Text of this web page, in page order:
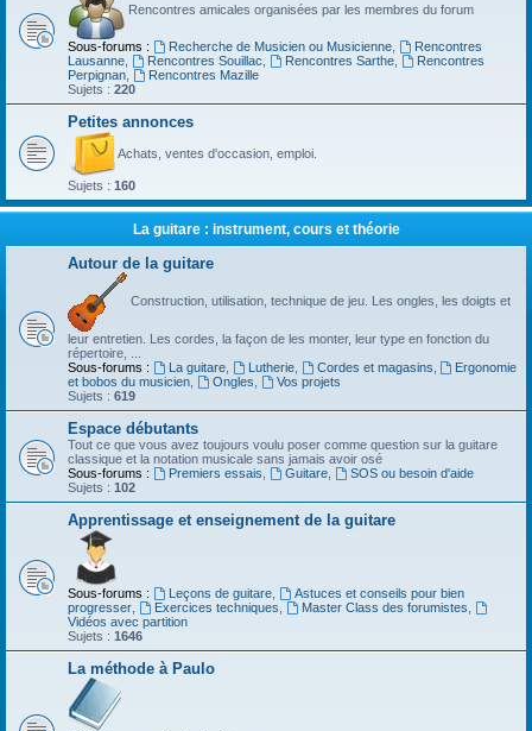
Rencontres amicales organisées par les membres du forum
Sous-forums : Recherche de Musicien ou Musicienne,
Rencontres
Lausanne
Rencontres Souillac Rencontres Sarthe,
Rencontres
Perpignan
Rencontres Mazille
Sujets : 220
Petites annonces
Achats, ventes d'occasion, emploi.
Sujets : 160
La guitare : instrument, cours et théorie
Autour de la guitare
Construction, utilisation, technique de jeu. Les ongles, les doigts et
leur entretien. Les cordes, la façon de les monter, leur type en fonction du
répertoire, ...
Sous-forums :
La guitare, Lutherie, Cordes et magasins
Ergonomie
et bobos du musicien
Ongles
Vos projets
Sujets : 619
Espace débutants
Tout ce que vous avez toujours voulu poser comme question sur la guitare
classique et la notation musicale sans jamais avoir osé
Sous-forums :
Premiers essais Guitare,
SOS ou besoin d'aide
Sujets : 102
Apprentissage et enseignement de la guitare
Sous-forums : Leçons de guitare,
Astuces et conseils pour bien
progresser
Exercices techniques Master Class des forumistes
Vidéos avec partition
Sujets : 1646
La méthode à Paulo